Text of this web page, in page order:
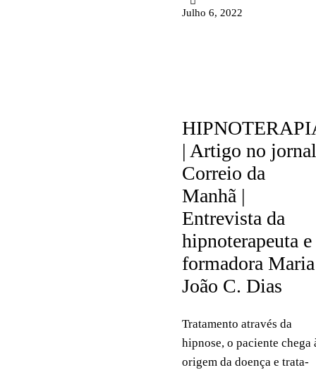
Julho 6, 2022
| Artigo no jornal
Correio da
Manhã |
Entrevista da
hipnoterapeuta e
formadora Maria
João C. Dias
Tratamento através da
hipnose, o paciente chega
origem da doença e trata-